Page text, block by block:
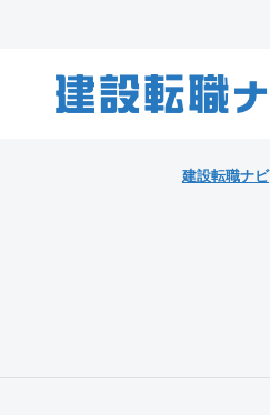
建設転職ナビ